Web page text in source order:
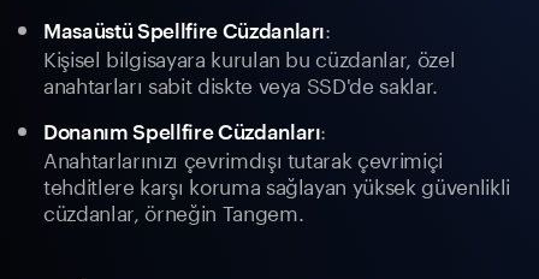
Masaüstü Spellfire Cüzdanları:
Kişisel bilgisayara kurulan bu cüzdanlar, özel
anahtarları sabit diskte veya SSD'de saklar.
Donanım Spellfire Cüzdanları:
Anahtarlarınızı çevrimdışı tutarak çevrimiçi
tehditlere karşı koruma sağlayan yüksek güvenlikli
cüzdanlar, örneğin Tangem.